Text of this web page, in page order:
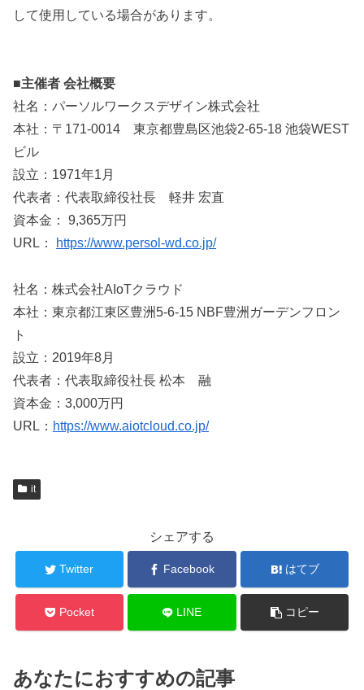
して使用している場合があります。
■主催者 会社概要
社名：パーソルワークスデザイン株式会社
本社：〒171-0014 東京都豊島区池袋2-65-18 池袋WEST
ビル
設立：1971年1月
代表者：代表取締役社長 軽井 宏直
資本金： 9,365万円
URL：
https://www.persol-wd.co.jp/
社名：株式会社AIoTクラウド
本社：東京都江東区豊洲5-6-15 NBF豊洲ガーデンフロン
ト
設立：2019年8月
代表者：代表取締役社長 松本 融
資本金：3,000万円
URL： https://www.aiotcloud.co.jp/
it
シェアする
Twitter Facebook はてブ
Pocket LINE コピー
あなたにおすすめの記事